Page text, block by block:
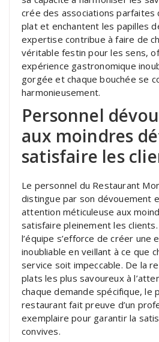
crée des associations parfaites
plat et enchantent les papilles
expertise contribue à faire de
véritable festin pour les sens,
expérience gastronomique
gorgée et chaque bouchée se
harmonieusement.
Personnel
aux moindres
satisfaire les
Le personnel du Restaurant
distingue par son dévouement
attention méticuleuse aux
satisfaire pleinement les
l’équipe s’efforce de créer une
inoubliable en veillant à ce que
service soit impeccable. De la
plats les plus savoureux à
chaque demande spécifique, le
restaurant fait preuve d’un
exemplaire pour garantir la
convives.